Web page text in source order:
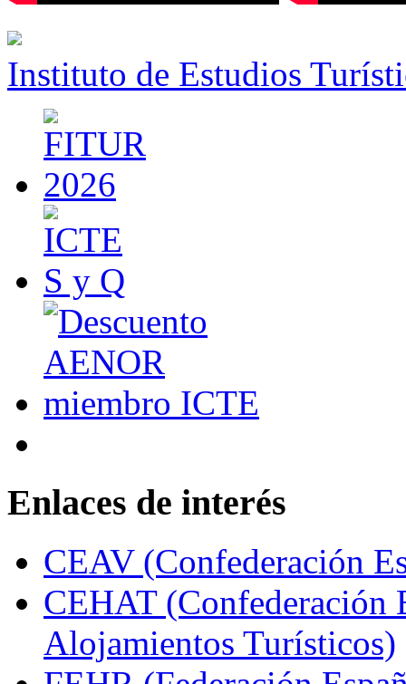
Instituto de Estudios
Enlaces de interés
CEAV (Confederación
CEHAT (Confederación
Alojamientos Turísticos)